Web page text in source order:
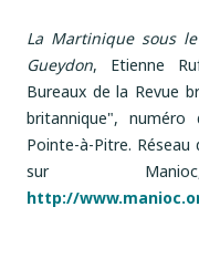
La Martinique sous
Gueydon, Etienne
Bureaux de la Revue
britannique", numéro
Pointe-à-Pitre. Réseau
sur
http://